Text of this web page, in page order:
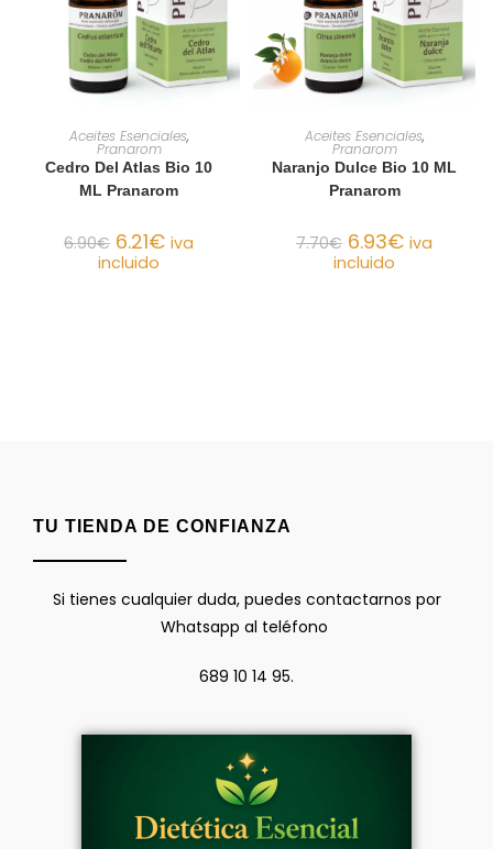
AÑADIR AL CARRITO
Aceites Esenciales,
Pranarom
Cedro Del Atlas Bio 10
ML Pranarom
6.90€ 6.21€ iva
incluido
AÑADIR AL CARRITO
Aceites Esenciales,
Pranarom
Naranjo Dulce Bio 10 ML
Pranarom
7.70€ 6.93€ iva
incluido
TU TIENDA DE CONFIANZA
Si tienes cualquier duda, puedes contactarnos por
Whatsapp al teléfono
689 10 14 95.